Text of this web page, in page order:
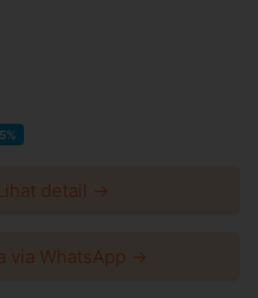
Lihat detail →
via WhatsApp →